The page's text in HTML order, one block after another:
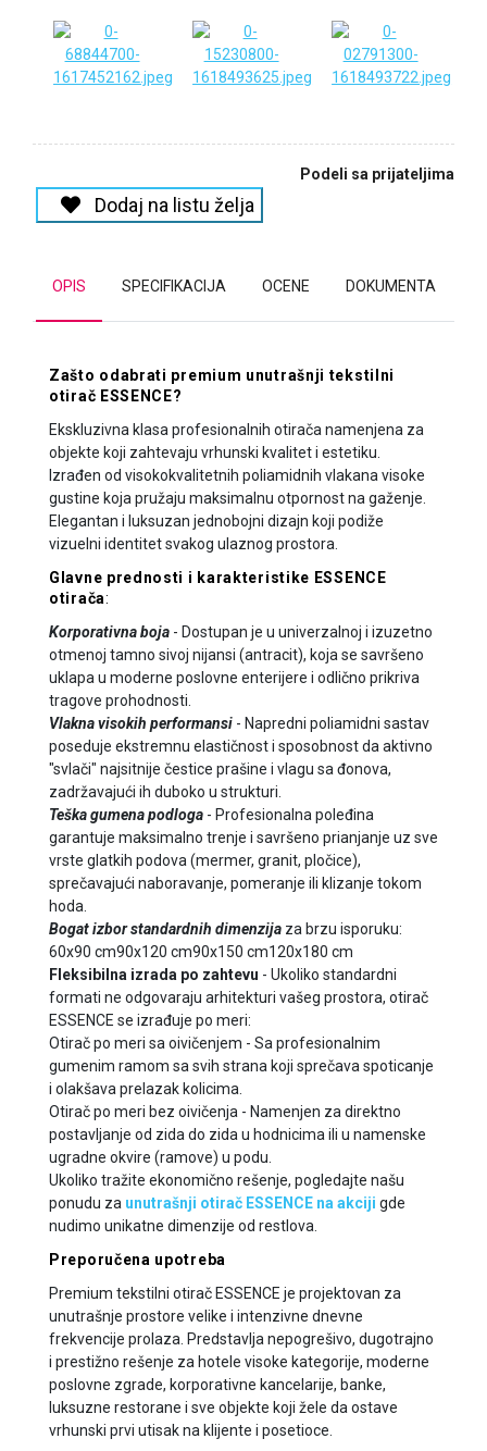
Podeli sa prijateljima
Dodaj na listu želja
OPIS SPECIFIKACIJA OCENE DOKUMENTA
Zašto odabrati premium unutrašnji tekstilni
otirač ESSENCE?
Ekskluzivna klasa profesionalnih otirača namenjena za
objekte koji zahtevaju vrhunski kvalitet i estetiku.
Izrađen od visokokvalitetnih poliamidnih vlakana visoke
gustine koja pružaju maksimalnu otpornost na gaženje.
Elegantan i luksuzan jednobojni dizajn koji podiže
vizuelni identitet svakog ulaznog prostora.
Glavne prednosti i karakteristike ESSENCE
otirača:
Korporativna boja - Dostupan je u univerzalnoj i izuzetno
otmenoj tamno sivoj nijansi (antracit), koja se savršeno
uklapa u moderne poslovne enterijere i odlično prikriva
tragove prohodnosti.
Vlakna visokih performansi - Napredni poliamidni sastav
poseduje ekstremnu elastičnost i sposobnost da aktivno
"svlači" najsitnije čestice prašine i vlagu sa đonova,
zadržavajući ih duboko u strukturi.
Teška gumena podloga - Profesionalna poleđina
garantuje maksimalno trenje i savršeno prianjanje uz sve
vrste glatkih podova (mermer, granit, pločice),
sprečavajući naboravanje, pomeranje ili klizanje tokom
hoda.
Bogat izbor standardnih dimenzija za brzu isporuku:
60x90 cm90x120 cm90x150 cm120x180 cm
Fleksibilna izrada po zahtevu - Ukoliko standardni
formati ne odgovaraju arhitekturi vašeg prostora, otirač
ESSENCE se izrađuje po meri:
Otirač po meri sa oivičenjem - Sa profesionalnim
gumenim ramom sa svih strana koji sprečava spoticanje
i olakšava prelazak kolicima.
Otirač po meri bez oivičenja - Namenjen za direktno
postavljanje od zida do zida u hodnicima ili u namenske
ugradne okvire (ramove) u podu.
Ukoliko tražite ekonomično rešenje, pogledajte našu
ponudu za unutrašnji otirač ESSENCE na akciji gde
nudimo unikatne dimenzije od restlova.
Preporučena upotreba
Premium tekstilni otirač ESSENCE je projektovan za
unutrašnje prostore velike i intenzivne dnevne
frekvencije prolaza. Predstavlja nepogrešivo, dugotrajno
i prestižno rešenje za hotele visoke kategorije, moderne
poslovne zgrade, korporativne kancelarije, banke,
luksuzne restorane i sve objekte koji žele da ostave
vrhunski prvi utisak na klijente i posetioce.